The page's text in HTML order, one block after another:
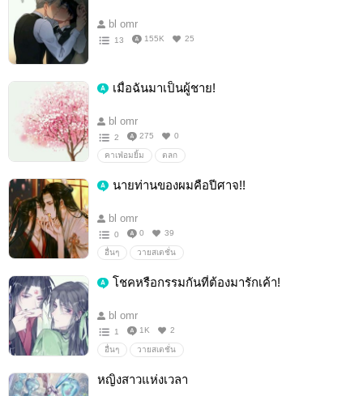
bl omr
13 155K 25
เมื่อฉันมาเป็นผู้ชาย!
bl omr
2 275 0
คาเฟ่อมยิ้ม ตลก
นายท่านของผมคือปีศาจ!!
bl omr
0 0 39
อื่นๆ วายสเตชั่น
โชคหรือกรรมกันที่ต้องมารักเค้า!
bl omr
1 1K 2
อื่นๆ วายสเตชั่น
หญิงสาวแห่งเวลา